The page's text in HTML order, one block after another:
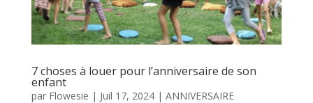
7 choses à louer pour l’anniversaire de son
enfant
par Flowesie | Juil 17, 2024| ANNIVERSAIRE